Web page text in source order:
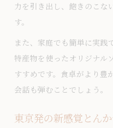
とんかつをより
伝統と個性が光
力を引き出し、飽きのこな
す。
また、家庭でも簡単に実践
特産物を使ったオリジナル
すすめです。食卓がより豊
会話も弾むことでしょう。
東京発の新感覚とん